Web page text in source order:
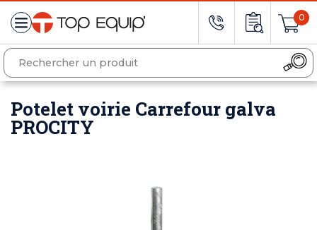
0
Potelet voirie Carrefour galva
PROCITY